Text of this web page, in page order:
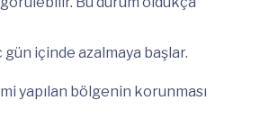
içinde azalmaya başlar.
yapılan bölgenin korunması